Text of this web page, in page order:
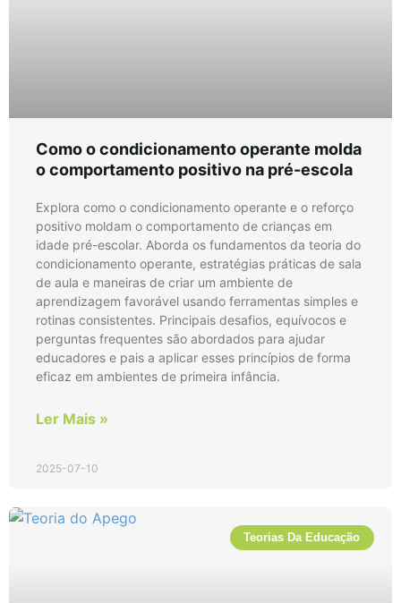
Como o condicionamento operante molda
o comportamento positivo na pré-escola
Explora como o condicionamento operante e o reforço
positivo moldam o comportamento de crianças em
idade pré-escolar. Aborda os fundamentos da teoria do
condicionamento operante, estratégias práticas de sala
de aula e maneiras de criar um ambiente de
aprendizagem favorável usando ferramentas simples e
rotinas consistentes. Principais desafios, equívocos e
perguntas frequentes são abordados para ajudar
educadores e pais a aplicar esses princípios de forma
eficaz em ambientes de primeira infância.
Ler Mais »
2025-07-10
Teorias Da Educação